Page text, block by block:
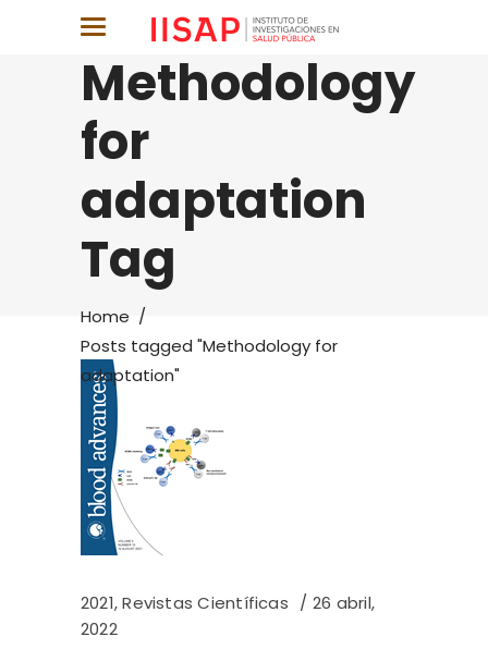
Methodology
for
adaptation
Tag
Home /
Posts tagged "Methodology for
adaptation"
2021,Revistas Científicas
26 abril,
2022